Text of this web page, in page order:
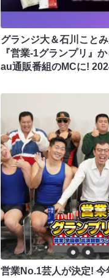
グランジ大＆石川こと
『営業-1グランプリ』
au通販番組のMCに!
営業No.1芸人が決定!